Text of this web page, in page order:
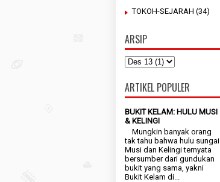
TOKOH-SEJARAH (34)
ARSIP
ARTIKEL POPULER
BUKIT KELAM: HULU MUSI
& KELINGI
Mungkin banyak orang
tak tahu bahwa hulu sungai
Musi dan Kelingi ternyata
bersumber dari gundukan
bukit yang sama, yakni
Bukit Kelam di...